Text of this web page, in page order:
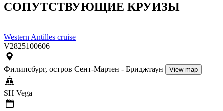
СОПУТСТВУЮЩИЕ КРУИЗЫ
Western Antilles cruise
V2825100606
Филипсбург, остров Сент-Мартен - Бриджтаун View map
SH Vega